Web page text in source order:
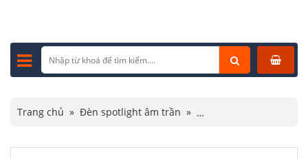
Trang chủ » Đèn spotlight âm trần »
Đèn Spotlight Âm Trần Opple LED SPOT RA-BY U 9W